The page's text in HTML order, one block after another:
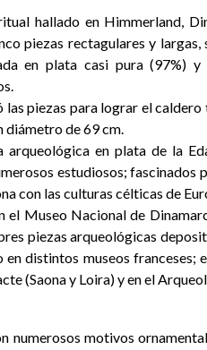
hallado en Himmerland,
piezas rectagulares y
en plata casi pura (97%)
piezas para lograr el
diámetro de 69 cm.
arqueológica en plata de la
estudiosos;
con las culturas célticas de
el Museo Nacional de
piezas arqueológicas
distintos museos franceses;
(Saona y Loira) y en el
numerosos motivos